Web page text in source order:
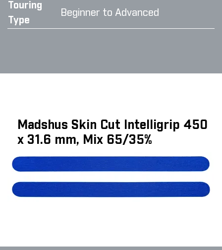
Touring
Type
Beginner to Advanced
Madshus Skin Cut Intelligrip 450
x 31.6 mm, Mix 65/35%